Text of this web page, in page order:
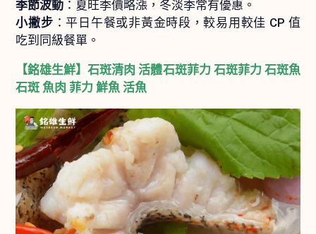
季節波動 ：夏旺季價略漲，冬淡季常有優惠。
小撇步 ：平日午餐或非黃金時段，較易用較佳 CP 值
吃到同級餐單。
【銘雄生鮮】石斑清肉 活體石斑菲力 石斑菲力 石斑魚
石斑 魚肉 菲力 鮮魚 活魚